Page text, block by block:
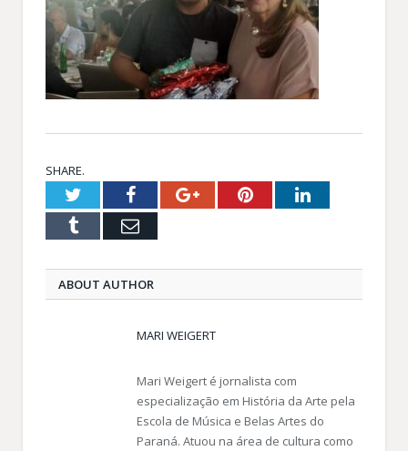
SHARE.
TwitterFacebookGoogle+PinterestLinkedIn
Tumblr Email
ABOUT AUTHOR
MARI WEIGERT
Mari Weigert é jornalista com
especialização em História da Arte pela
Escola de Música e Belas Artes do
Paraná. Atuou na área de cultura como